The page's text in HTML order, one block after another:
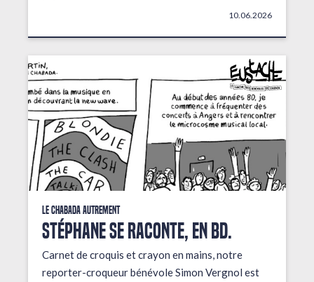
10.06.2026
Le Chabada autrement
STÉPHANE SE RACONTE, EN BD.
Carnet de croquis et crayon en mains, notre
reporter-croqueur bénévole Simon Vergnol est